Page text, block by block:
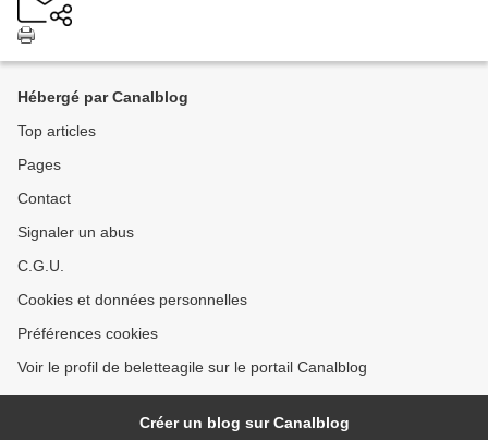
Hébergé par Canalblog
Top articles
Pages
Contact
Signaler un abus
C.G.U.
Cookies et données personnelles
Préférences cookies
Voir le profil de beletteagile sur le portail Canalblog
Créer un blog sur Canalblog